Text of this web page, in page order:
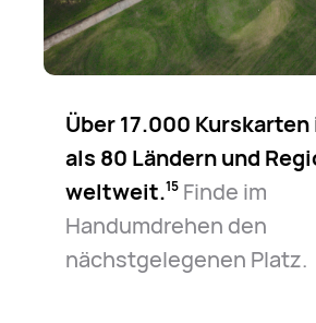
Über 17.000
als 80 Ländern und
weltweit.⁠15Finde im
Handumdrehen den
nächstgelegenen Platz.